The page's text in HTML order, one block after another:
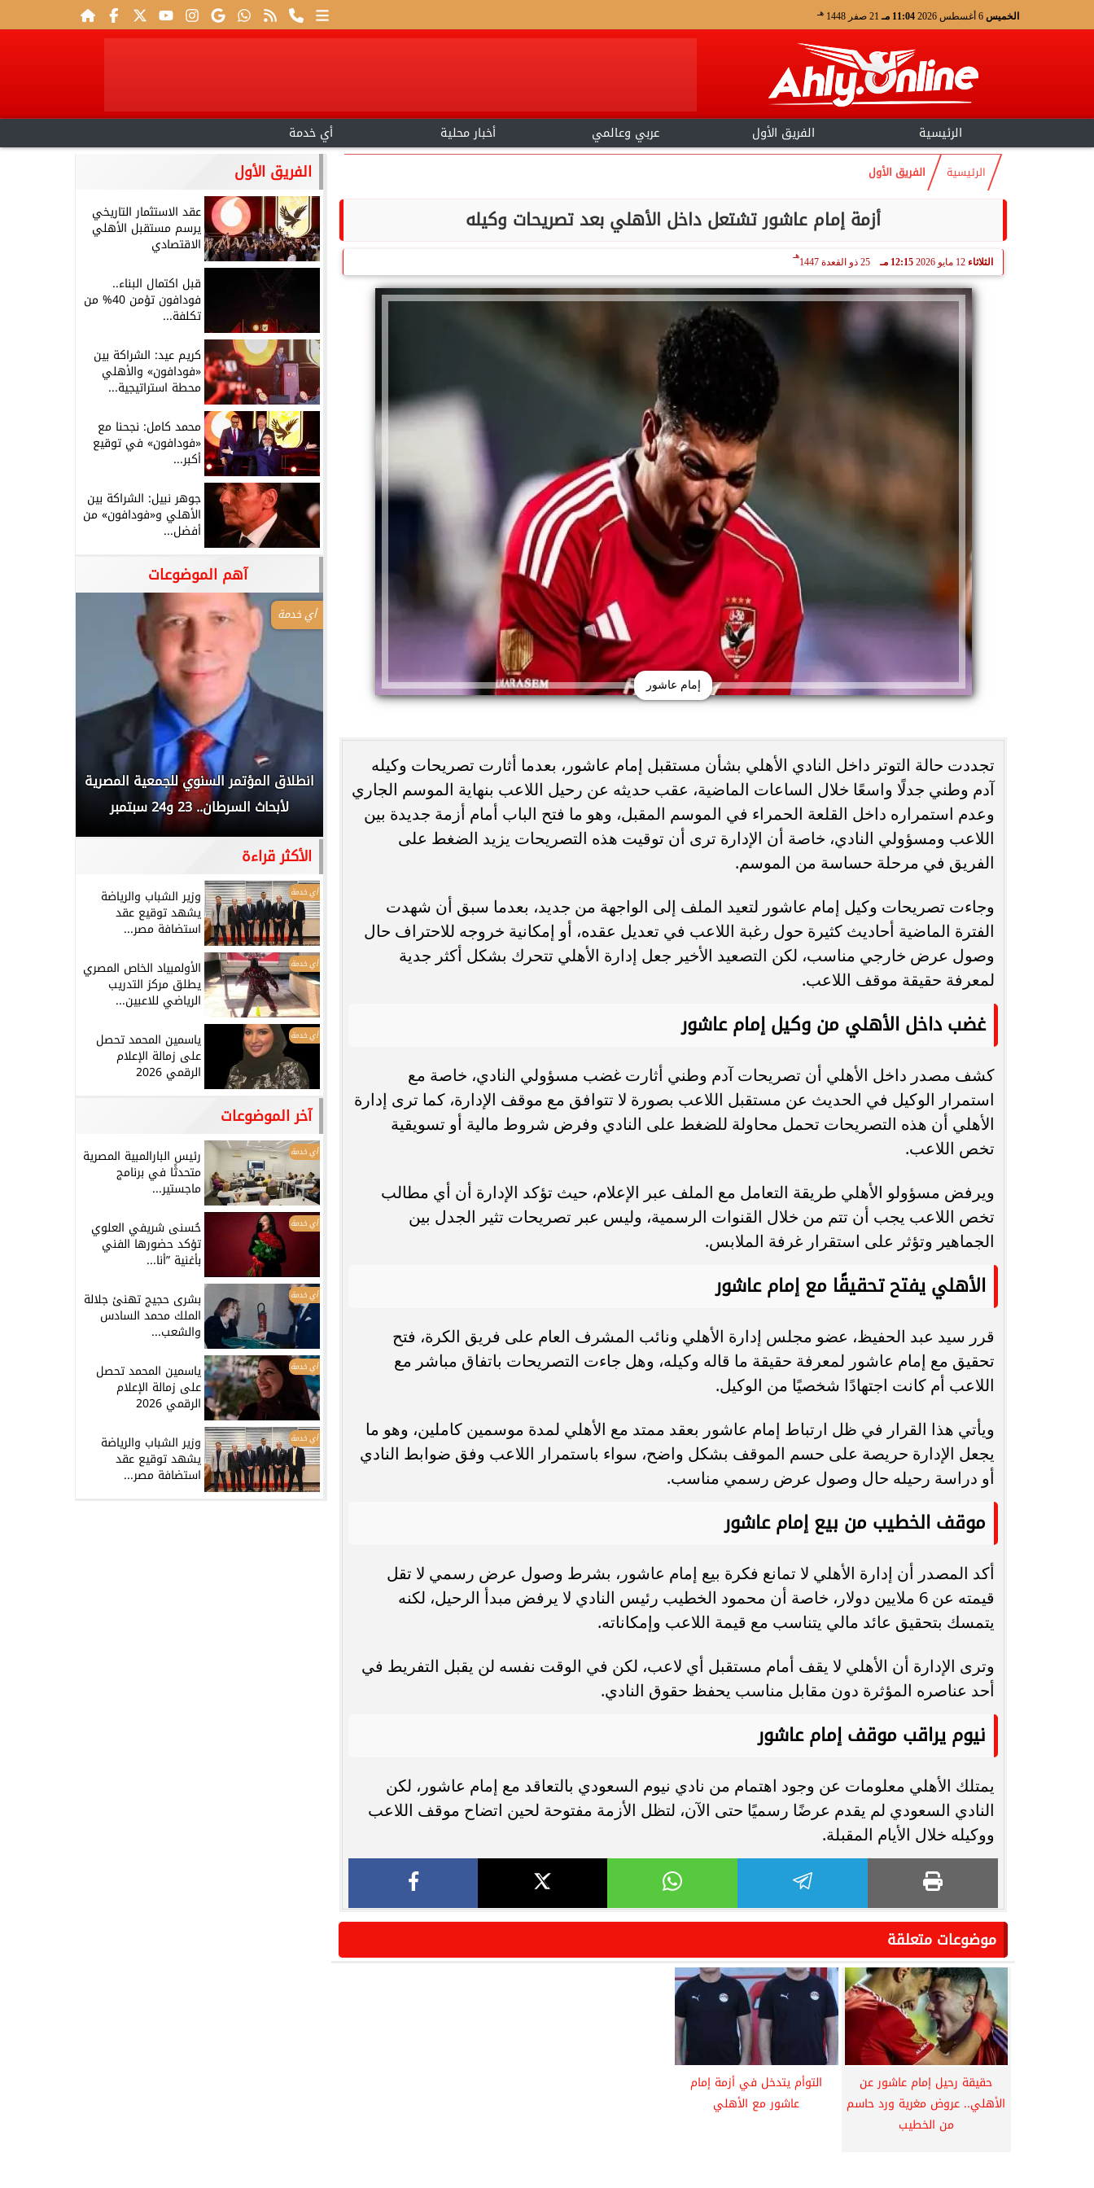
الخميس 11:04 مـ 21 صفر 1448 هـ
الرئيسية الفريق الأول عربي وعالمي أخبار محلية أي خدمة
الرئيسية الفريق الأول
أزمة إمام عاشور تشتعل داخل الأهلي بعد تصريحات وكيله
الثلاثاء 12 مايو 2026 12:15 مـ 25 ذو القعدة 1447
هـ
إمام عاشور
تجددت حالة التوتر داخل النادي الأهلي بشأن مستقبل إمام عاشور، بعدما أثارت تصريحات وكيله
آدم وطني جدلًا واسعًا خلال الساعات الماضية، عقب حديثه عن رحيل اللاعب بنهاية الموسم الجاري
وعدم استمراره داخل القلعة الحمراء في الموسم المقبل، وهو ما فتح الباب أمام أزمة جديدة بين
اللاعب ومسؤولي النادي، خاصة أن الإدارة ترى أن توقيت هذه التصريحات يزيد الضغط على
الفريق في مرحلة حساسة من الموسم.
وجاءت تصريحات وكيل إمام عاشور لتعيد الملف إلى الواجهة من جديد، بعدما سبق أن شهدت
الفترة الماضية أحاديث كثيرة حول رغبة اللاعب في تعديل عقده، أو إمكانية خروجه للاحتراف حال
وصول عرض خارجي مناسب، لكن التصعيد الأخير جعل إدارة الأهلي تتحرك بشكل أكثر جدية
لمعرفة حقيقة موقف اللاعب.
غضب داخل الأهلي من وكيل إمام عاشور
كشف مصدر داخل الأهلي أن تصريحات آدم وطني أثارت غضب مسؤولي النادي، خاصة مع
استمرار الوكيل في الحديث عن مستقبل اللاعب بصورة لا تتوافق مع موقف الإدارة، كما ترى إدارة
الأهلي أن هذه التصريحات تحمل محاولة للضغط على النادي وفرض شروط مالية أو تسويقية
تخص اللاعب.
ويرفض مسؤولو الأهلي طريقة التعامل مع الملف عبر الإعلام، حيث تؤكد الإدارة أن أي مطالب
تخص اللاعب يجب أن تتم من خلال القنوات الرسمية، وليس عبر تصريحات تثير الجدل بين
الجماهير وتؤثر على استقرار غرفة الملابس.
الأهلي يفتح تحقيقًا مع إمام عاشور
قرر سيد عبد الحفيظ، عضو مجلس إدارة الأهلي ونائب المشرف العام على فريق الكرة، فتح
تحقيق مع إمام عاشور لمعرفة حقيقة ما قاله وكيله، وهل جاءت التصريحات باتفاق مباشر مع
اللاعب أم كانت اجتهادًا شخصيًا من الوكيل.
ويأتي هذا القرار في ظل ارتباط إمام عاشور بعقد ممتد مع الأهلي لمدة موسمين كاملين، وهو ما
يجعل الإدارة حريصة على حسم الموقف بشكل واضح، سواء باستمرار اللاعب وفق ضوابط النادي
أو دراسة رحيله حال وصول عرض رسمي مناسب.
موقف الخطيب من بيع إمام عاشور
أكد المصدر أن إدارة الأهلي لا تمانع فكرة بيع إمام عاشور، بشرط وصول عرض رسمي لا تقل
قيمته عن 6 ملايين دولار، خاصة أن محمود الخطيب رئيس النادي لا يرفض مبدأ الرحيل، لكنه
يتمسك بتحقيق عائد مالي يتناسب مع قيمة اللاعب وإمكاناته.
وترى الإدارة أن الأهلي لا يقف أمام مستقبل أي لاعب، لكن في الوقت نفسه لن يقبل التفريط في
أحد عناصره المؤثرة دون مقابل مناسب يحفظ حقوق النادي.
نيوم يراقب موقف إمام عاشور
يمتلك الأهلي معلومات عن وجود اهتمام من نادي نيوم السعودي بالتعاقد مع إمام عاشور، لكن
النادي السعودي لم يقدم عرضًا رسميًا حتى الآن، لتظل الأزمة مفتوحة لحين اتضاح موقف اللاعب
ووكيله خلال الأيام المقبلة.
موضوعات متعلقة
حقيقة رحيل إمام عاشور عن
الأهلي.. عروض مغرية ورد حاسم
من الخطيب
التوأم يتدخل في أزمة إمام
عاشور مع الأهلي
الفريق الأول
عقد الاستثمار التاريخي
يرسم مستقبل الأهلي
الاقتصادي
قبل اكتمال البناء..
فودافون تؤمن 40% من
تكلفة...
كريم عيد: الشراكة بين
«فودافون» والأهلي
محطة استراتيجية...
محمد كامل: نجحنا مع
«فودافون» في توقيع
أكبر...
جوهر نبيل: الشراكة بين
الأهلي و«فودافون» من
أفضل...
آهم الموضوعات
انغام تختار جدة محطة اولى لتدشين
البومها
مصر تكتب التاريخ.. فريق “حلم” يفوز بكأس
بطولة Genuine Cup العالمية لكرة...
أوبو تطلق سلسلة رينو 16 في المملكة
العربية السعودية بتصميم لافت وقدرات...
أي خدمة
انطلاق المؤتمر السنوي للجمعية المصرية
لأبحاث السرطان.. 23 و24 سبتمبر
الأكثر قراءة
أي خدمة وزير الشباب والرياضة
يشهد توقيع عقد
استضافة مصر...
أي خدمة الأولمبياد الخاص المصري
يطلق مركز التدريب
الرياضي للاعبين...
أي خدمة ياسمين المحمد تحصل
على زمالة الإعلام
الرقمي 2026
آخر الموضوعات
أي خدمة رئيس البارالمبية المصرية
متحدثًا في برنامج
ماجستير...
أي خدمة حُسنى شريفي العلوي
تؤكد حضورها الفني
بأغنية ”أنا...
أي خدمة بشرى حجيج تهنئ جلالة
الملك محمد السادس
والشعب...
أي خدمة ياسمين المحمد تحصل
على زمالة الإعلام
الرقمي 2026
أي خدمة وزير الشباب والرياضة
يشهد توقيع عقد
استضافة مصر...